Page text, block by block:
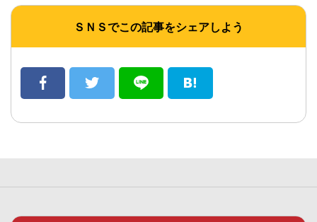
ＳＮＳでこの記事をシェアしよう